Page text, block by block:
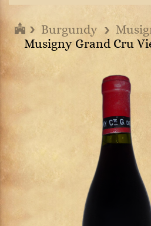
Burgundy
Musigny Grand Cru